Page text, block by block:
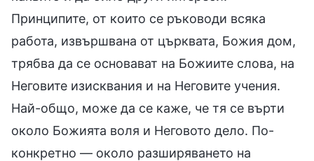
Принципите, от които се ръководи всяка
работа, извършвана от църквата, Божия дом,
трябва да се основават на Божиите слова, на
Неговите изисквания и на Неговите учения.
Най-общо, може да се каже, че тя се върти
около Божията воля и Неговото дело. По-
конкретно — около разширяването на